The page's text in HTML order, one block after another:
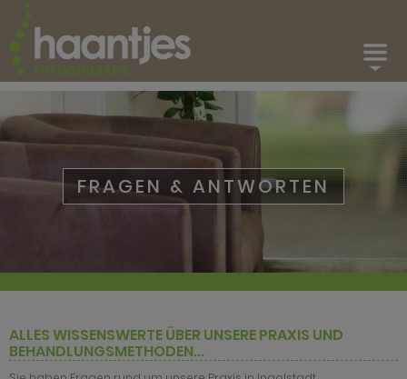
PHYSIOTHERAPIE
KONTAKT
FRAGEN & ANTWORTEN
ALLES WISSENSWERTE ÜBER UNSERE PRAXIS UND
BEHANDLUNGSMETHODEN...